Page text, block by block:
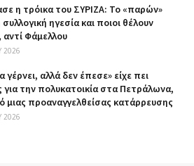
η τρόικα του ΣΥΡΙΖΑ: Το «παρών»
ηγεσία και ποιοι θέλουν
αντί Φάμελλου
2026
γέρνει, αλλά δεν έπεσε» είχε πει
για την πολυκατοικία στα Πετράλωνα,
μιας προαναγγελθείσας κατάρρευσης
2026